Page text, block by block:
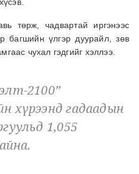
төрж, чадвартай иргэнээс
багшийн үлгэр дуурайл, зөв
чухал гэдгийг хэллээ.
2100”
хүрээнд гадаадын
1,055